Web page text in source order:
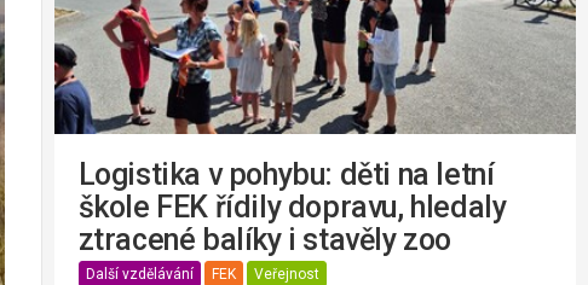
Logistika v pohybu: děti na letní
škole FEK řídily dopravu, hledaly
ztracené balíky i stavěly zoo
Další vzdělávání FEK Veřejnost